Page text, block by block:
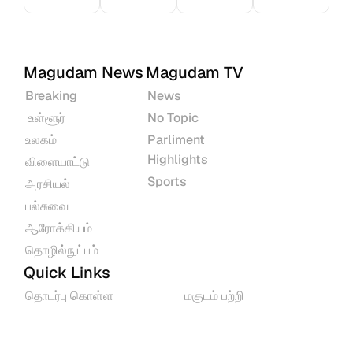
Magudam News
Breaking
உள்ளூர்
உலகம்
விளையாட்டு
அரசியல்
பல்சுவை
ஆரோக்கியம்
தொழில்நுட்பம்
Magudam TV
News
No Topic
Parliment
Highlights
Sports
Quick Links
தொடர்பு கொள்ள மகுடம் பற்றி